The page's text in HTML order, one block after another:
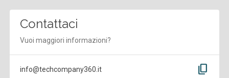
Contattaci
Vuoi maggiori informazioni?
info@techcompany360.it content_copy